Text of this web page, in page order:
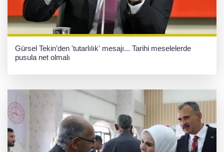
Gürsel Tekin’den 'tutarlılık' mesajı... Tarihi meselelerde
pusula net olmalı